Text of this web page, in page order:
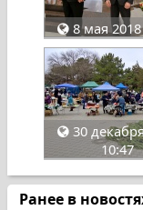
8 мая
30
10:47
Ранее в